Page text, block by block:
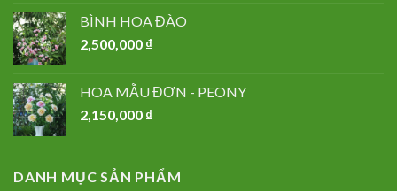
BÌNH HOA ĐÀO
2,500,000 ₫
HOA MẪU ĐƠN - PEONY
2,150,000 ₫
DANH MỤC SẢN PHẨM